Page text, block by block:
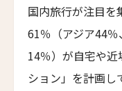
コンヴェント・フ
パイン・ツリーズ
国内旅行が注目を
61％（アジア44
14％）が自宅や
ション」を計画し
名前（ローマ字）